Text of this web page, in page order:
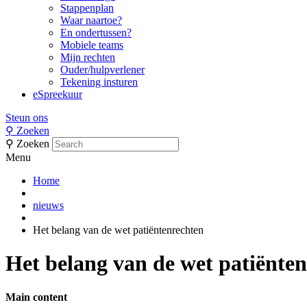
Stappenplan
Waar naartoe?
En ondertussen?
Mobiele teams
Mijn rechten
Ouder/hulpverlener
Tekening insturen
eSpreekuur
Steun ons
⚲ Zoeken
⚲ Zoeken
Menu
Home
nieuws
Het belang van de wet patiëntenrechten
Het belang van de wet
Main content